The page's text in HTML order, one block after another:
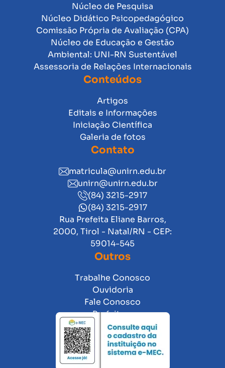
Núcleo de Pesquisa
Núcleo Didático Psicopedagógico
Comissão Própria de Avaliação (CPA)
Núcleo de Educação e Gestão
Ambiental: UNI-RN Sustentável
Assessoria de Relações Internacionais
Conteúdos
Artigos
Editais e Informações
Iniciação Científica
Galeria de fotos
Contato
matricula@unirn.edu.br
unirn@unirn.edu.br
(84) 3215-2917
(84) 3215-2917
Rua Prefeita Eliane Barros,
2000, Tirol - Natal/RN - CEP:
59014-545
Outros
Trabalhe Conosco
Ouvidoria
Fale Conosco
Prefeitura